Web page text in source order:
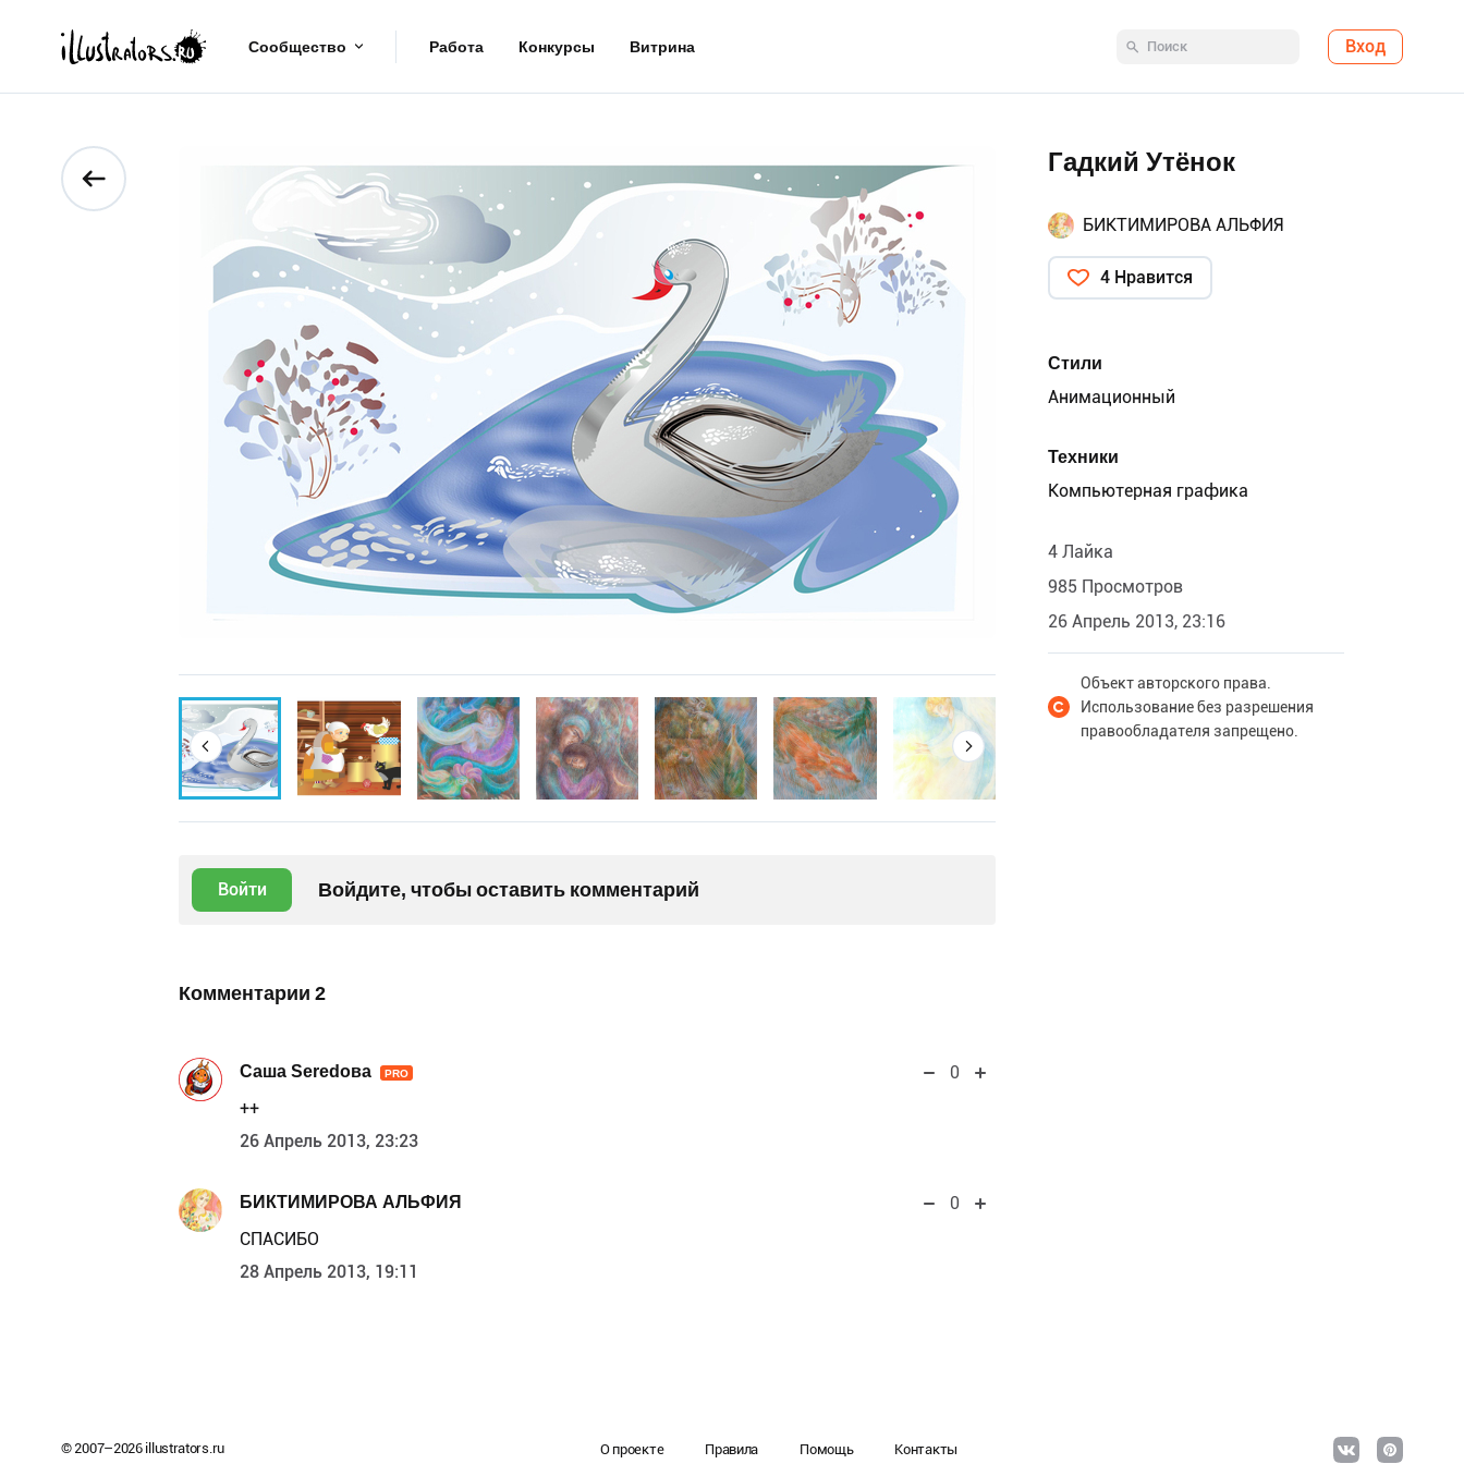
Сообщество Работа Конкурсы Витрина Вход
Войти Войдите, чтобы оставить комментарий
Комментарии 2
Саша Seredова PRO
0
++
26 Апрель 2013, 23:23
БИКТИМИРОВА АЛЬФИЯ
0
СПАСИБО
28 Апрель 2013, 19:11
Гадкий Утёнок
БИКТИМИРОВА АЛЬФИЯ
4 Нравится
Стили
Анимационный
Техники
Компьютерная графика
4 Лайка
985 Просмотров
26 Апрель 2013, 23:16
Объект авторского права.
Использование без разрешения
правообладателя запрещено.
© 2007–2026illustrators.ru О проекте Правила Помощь Контакты